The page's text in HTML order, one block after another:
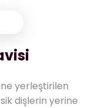
yerleştirilen
dişlerin yerine